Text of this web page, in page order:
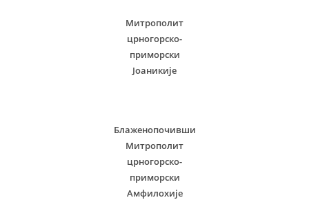
Митрополит
црногорско-
приморски
Јоаникије
Блаженопочивши
Митрополит
црногорско-
приморски
Амфилохије